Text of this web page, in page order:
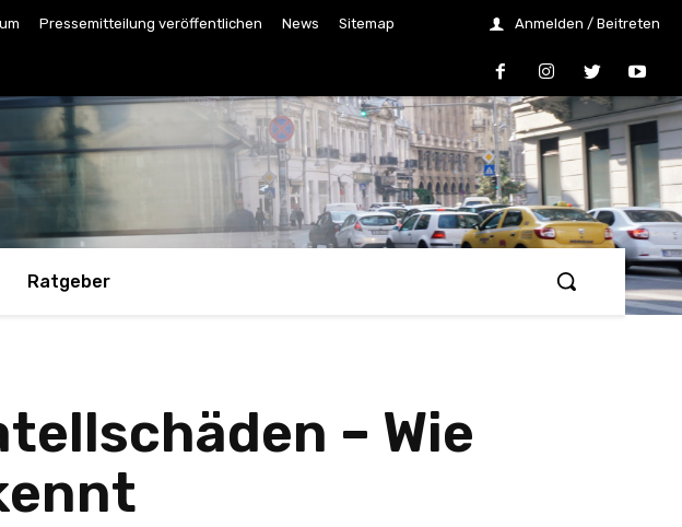
Pressemitteilung veröffentlichen News Sitemap Anmelden / Beitreten
Ratgeber
– Wie